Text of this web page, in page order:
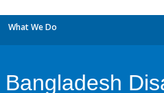
What We Do
Bangladesh